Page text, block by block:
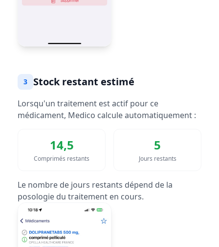
3 Stock restant estimé
Lorsqu'un traitement est actif pour ce
médicament, Medico calcule automatiquement :
14,5
Comprimés restants
5
Jours restants
Le nombre de jours restants dépend de la
posologie du traitement en cours.